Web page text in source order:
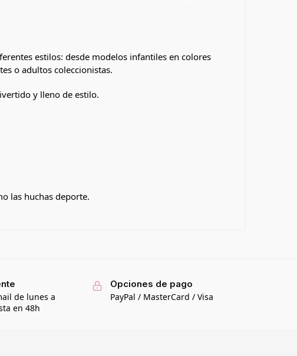
estilos: desde modelos infantiles en colores
o adultos coleccionistas.
y lleno de estilo.
las huchas deporte.
de lunes a
en 48h
Opciones de pago
PayPal / MasterCard / Visa